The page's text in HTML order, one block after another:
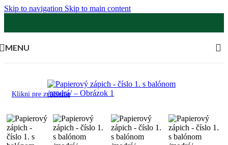
Skip to navigation Skip to main content
MENU
Klikni pre zväčšenie